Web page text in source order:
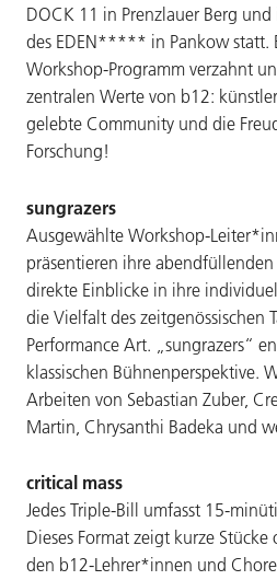
DOCK 11 in Prenzlauer Berg
des EDEN***** in Pankow statt.
Workshop-Programm verzahnt
zentralen Werte von b12:
gelebte Community und die
Forschung!
sungrazers
Ausgewählte Workshop-
präsentieren ihre
direkte Einblicke in ihre
die Vielfalt des zeitgenössischen
Performance Art. „sungrazers“
klassischen Bühnenperspektive.
Arbeiten von Sebastian Zuber,
Martin, Chrysanthi Badeka und
critical mass
Jedes Triple-Bill umfasst 15-
Dieses Format zeigt kurze
den b12-Lehrer*innen und